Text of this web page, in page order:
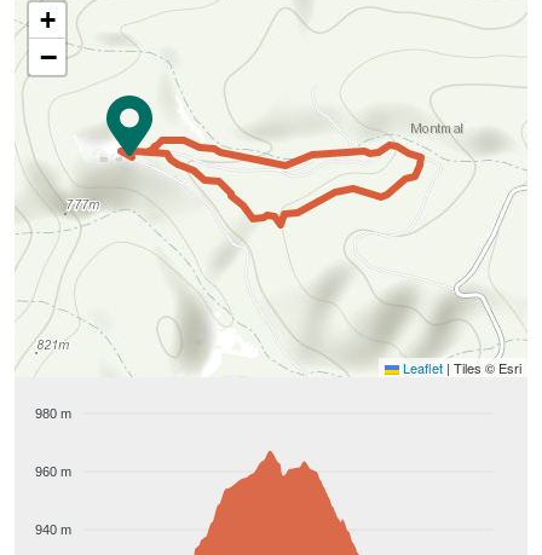
+
−
Leaflet | Tiles © Esri
980 m
960 m
940 m